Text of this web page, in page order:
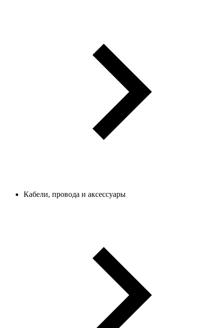
Кабели, провода и аксессуары